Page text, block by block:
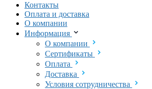
Контакты
Оплата и доставка
О компании
Информация
О компании
Сертификаты
Оплата
Доставка
Условия сотрудничества